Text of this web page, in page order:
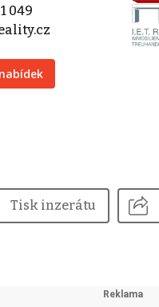
049
Tisk inzerátu